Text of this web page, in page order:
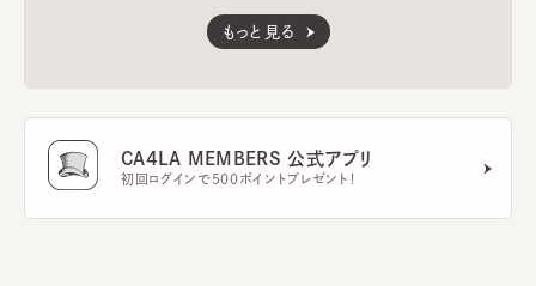
もっと見る
CA4LA MEMBERS 公式アプリ
初回ログインで500ポイントプレゼント！